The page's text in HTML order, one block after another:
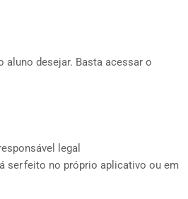
aluno desejar. Basta acessar o
legal
ser feito no próprio aplicativo ou em